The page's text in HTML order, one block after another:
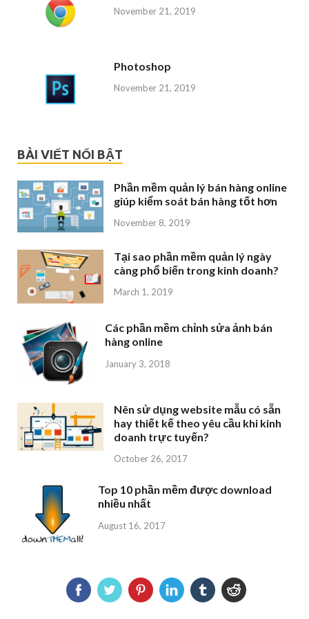
November 21, 2019
Photoshop
November 21, 2019
BÀI VIẾT NỔI BẬT
Phần mềm quản lý bán hàng online
giúp kiểm soát bán hàng tốt hơn
November 8, 2019
Tại sao phần mềm quản lý ngày
càng phổ biến trong kinh doanh?
March 1, 2019
Các phần mềm chỉnh sửa ảnh bán
hàng online
January 3, 2018
Nên sử dụng website mẫu có sẵn
hay thiết kế theo yêu cầu khi kinh
doanh trực tuyến?
October 26, 2017
Top 10 phần mềm được download
nhiều nhất
August 16, 2017